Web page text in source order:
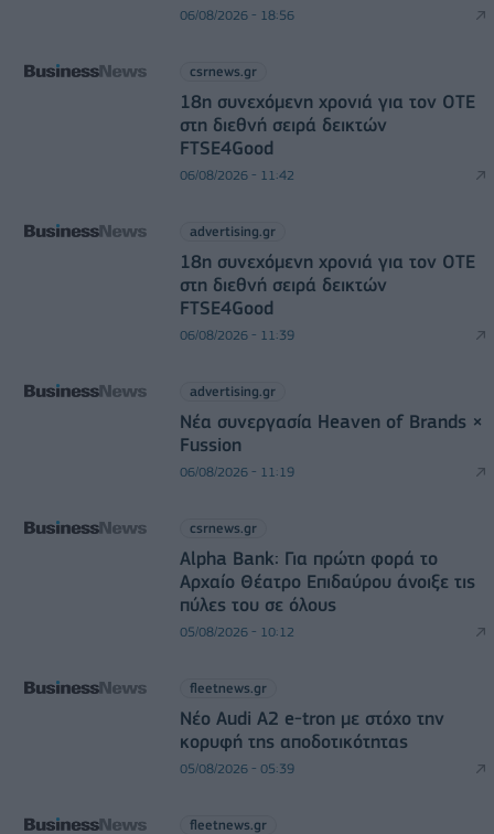
06/08/2026 - 18:56
csrnews.gr
18η συνεχόμενη χρονιά για τον ΟΤΕ
στη διεθνή σειρά δεικτών
FTSE4Good
06/08/2026 - 11:42
advertising.gr
18η συνεχόμενη χρονιά για τον ΟΤΕ
στη διεθνή σειρά δεικτών
FTSE4Good
06/08/2026 - 11:39
advertising.gr
Νέα συνεργασία Heaven of Brands ×
Fussion
06/08/2026 - 11:19
csrnews.gr
Alpha Bank: Για πρώτη φορά το
Αρχαίο Θέατρο Επιδαύρου άνοιξε τις
πύλες του σε όλους
05/08/2026 - 10:12
fleetnews.gr
Νέο Audi A2 e-tron με στόχο την
κορυφή της αποδοτικότητας
05/08/2026 - 05:39
fleetnews.gr